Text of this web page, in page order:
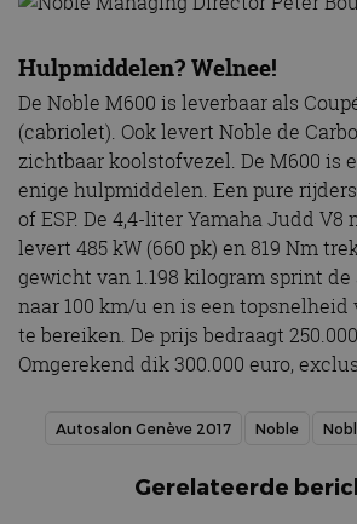
Hulpmiddelen? Welnee!
De Noble M600 is leverbaar als
(cabriolet). Ook levert Noble de
zichtbaar koolstofvezel. De M600 is
enige hulpmiddelen. Een pure
of ESP. De 4,4-liter Yamaha Judd V8
levert 485 kW (660 pk) en 819 Nm
gewicht van 1.198 kilogram sprint
naar 100 km/u en is een topsnelheid
te bereiken. De prijs bedraagt
Omgerekend dik 300.000 euro,
Autosalon Genève 2017 Noble
Gerelateerde